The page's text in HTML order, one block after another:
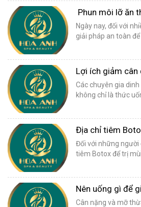
Phun môi lỡ ăn
Ngày nay, đối với
giải pháp an toàn để
Lợi ích giảm cân
Các chuyên gia
không chỉ là thức
Địa chỉ tiêm
Đối với những người
tiêm Botox để trị mùi
Nên uống gì để
Cân nặng và mỡ